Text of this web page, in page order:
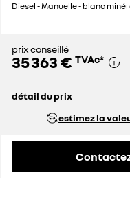
Diesel - Manuelle - blanc
prix conseillé
35 363 € TVAc*
détail du prix
remise globaleestimez la